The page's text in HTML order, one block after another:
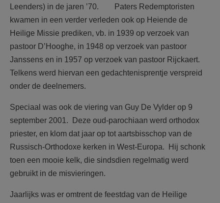
Leenders) in de jaren ’70. Paters Redemptoristen
kwamen in een verder verleden ook op Heiende de
Heilige Missie prediken, vb. in 1939 op verzoek van
pastoor D’Hooghe, in 1948 op verzoek van pastoor
Janssens en in 1957 op verzoek van pastoor Rijckaert.
Telkens werd hiervan een gedachtenisprentje verspreid
onder de deelnemers.
Speciaal was ook de viering van Guy De Vylder op 9
september 2001. Deze oud-parochiaan werd orthodox
priester, en klom dat jaar op tot aartsbisschop van de
Russisch-Orthodoxe kerken in West-Europa. Hij schonk
toen een mooie kelk, die sindsdien regelmatig werd
gebruikt in de misvieringen.
Jaarlijks was er omtrent de feestdag van de Heilige